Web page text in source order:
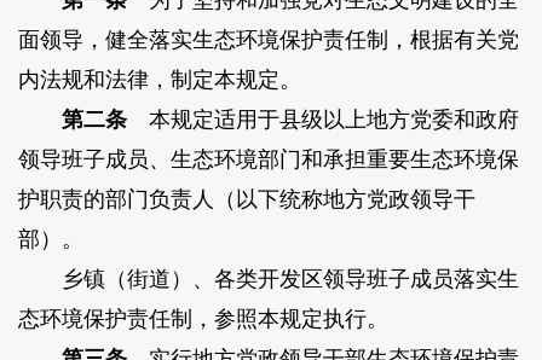
面领导，健全落实生态环境保护责任制，根据有关党
内法规和法律，制定本规定。
第二条本规定适用于县级以上地方党委和政府
领导班子成员、生态环境部门和承担重要生态环境保
护职责的部门负责人（以下统称地方党政领导干
部）。
乡镇（街道）、各类开发区领导班子成员落实生
态环境保护责任制，参照本规定执行。